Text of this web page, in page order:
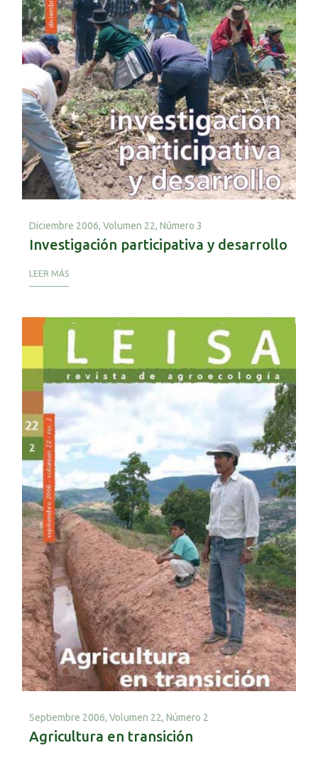
Diciembre 2006, Volumen 22, Número 3
Investigación participativa y desarrollo
LEER MÁS
Septiembre 2006, Volumen 22, Número 2
Agricultura en transición